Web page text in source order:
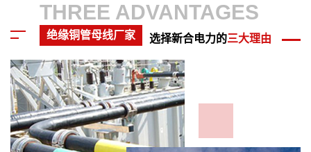
火力发电、新能源发电、输变电工程等多个领域，以其卓越的性能
和稳定的质量赢得了国内外客户的广泛赞誉。
THREE ADVANTAGES
绝缘铜管母线厂家 选择新合电力的三大理由